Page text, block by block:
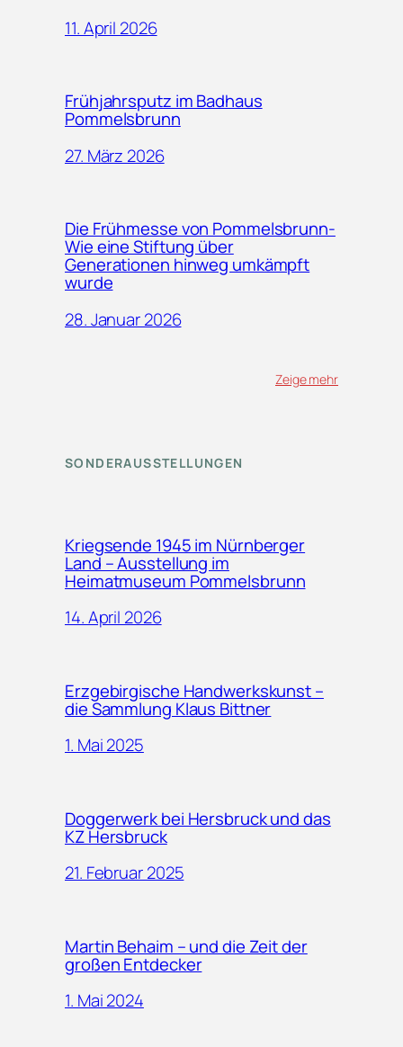
11. April 2026
Frühjahrsputz im Badhaus
Pommelsbrunn
27. März 2026
Die Frühmesse von Pommelsbrunn-
Wie eine Stiftung über
Generationen hinweg umkämpft
wurde
28. Januar 2026
Zeige mehr
SONDERAUSSTELLUNGEN
Kriegsende 1945 im Nürnberger
Land – Ausstellung im
Heimatmuseum Pommelsbrunn
14. April 2026
Erzgebirgische Handwerkskunst –
die Sammlung Klaus Bittner
1. Mai 2025
Doggerwerk bei Hersbruck und das
KZ Hersbruck
21. Februar 2025
Martin Behaim – und die Zeit der
großen Entdecker
1. Mai 2024